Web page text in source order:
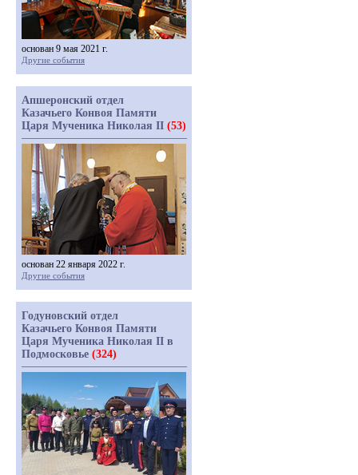
основан 9 мая 2021 г.
Другие события
Апшеронский отдел
Казачьего Конвоя Памяти
Царя Мученика Николая II (53)
основан 22 января 2022 г.
Другие события
Годуновский отдел
Казачьего Конвоя Памяти
Царя Мученика Николая II в
Подмосковье (324)